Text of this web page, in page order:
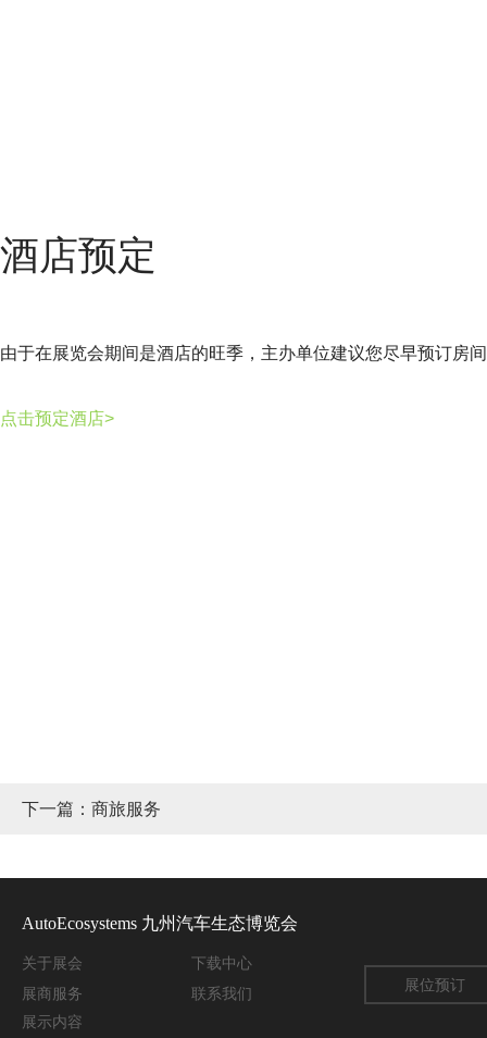
酒店预定
由于在展览会期间是酒店的旺季，主办单位建议您尽早预订房间
点击预定酒店>
下一篇：商旅服务
AutoEcosystems 九州汽车生态博览会
关于 展会
下载中心
展商服务
联系我们
展示内容
展位预订